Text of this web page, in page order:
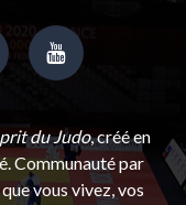
du Judo, créé en
Communauté par
vous vivez, vos